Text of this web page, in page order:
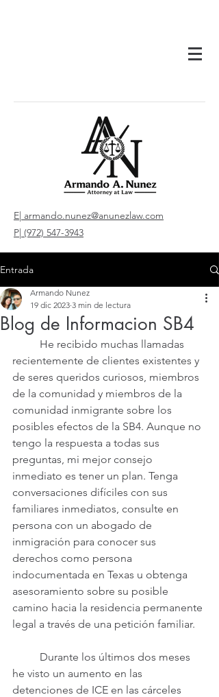
E| armando.nunez@anunezlaw.com
P| (972) 547-3943
Entrada
Blog de Informacion SB4
Armando Nunez
19 dic 2023 3 min de lectura
recientemente de clientes existentes y
de seres queridos curiosos, miembros
de la comunidad y miembros de la
comunidad inmigrante sobre los
posibles efectos de la SB4. Aunque no
tengo la respuesta a todas sus
preguntas, mi mejor consejo
inmediato es tener un plan. Tenga
conversaciones difíciles con sus
familiares inmediatos, consulte en
persona con un abogado de
inmigración para conocer sus
derechos como persona
indocumentada en Texas u obtenga
asesoramiento sobre su posible
camino hacia la residencia permanente
legal a través de una petición familiar.
he visto un aumento en las
detenciones de ICE en las cárceles